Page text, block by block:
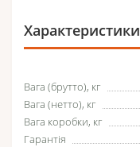
Характеристики
Вага (брутто), кг
Вага (нетто), кг
Вага коробки, кг
Гарантія